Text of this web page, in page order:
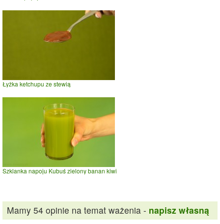
Łyżka ketchupu ze stewią
Szklanka napoju Kubuś zielony banan kiwi
Mamy 54 opinie na temat ważenia - napisz własną